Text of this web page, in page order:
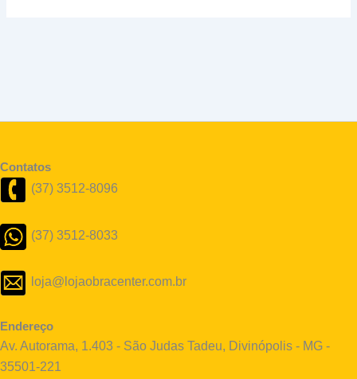
Contatos
(37) 3512-8096
(37) 3512-8033
loja@lojaobracenter.com.br
Endereço
Av. Autorama, 1.403 - São Judas Tadeu, Divinópolis - MG -
35501-221